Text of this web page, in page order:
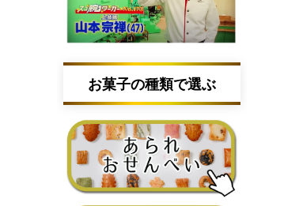
お菓子の種類で選ぶ